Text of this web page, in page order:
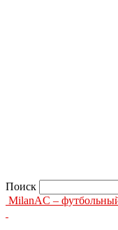
Поиск
MilanAC –